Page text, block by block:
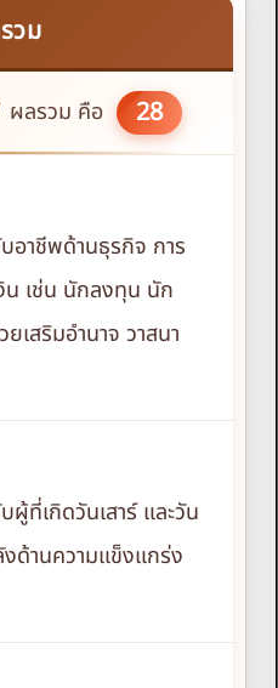
วม
ผลรวม คือ 28
อาชีพด้านธุรกิจ การ
น เช่น นักลงทุน นัก
เสริมอำนาจ วาสนา
ผู้ที่เกิดวันเสาร์ และวัน
ด้านความแข็งแกร่ง